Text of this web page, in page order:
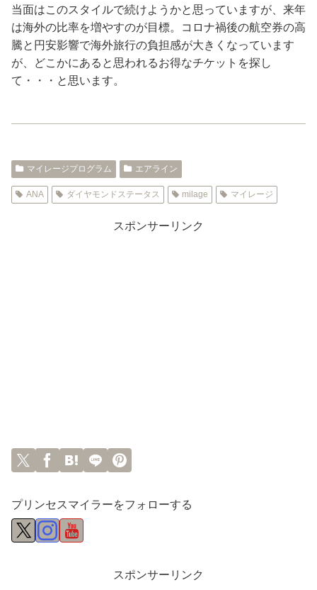
当面はこのスタイルで続けようかと思っていますが、来年
は海外の比率を増やすのが目標。コロナ禍後の航空券の高
騰と円安影響で海外旅行の負担感が大きくなっています
が、どこかにあると思われるお得なチケットを探し
て・・・と思います。
マイレージプログラム エアライン
ANA ダイヤモンドステータス milage マイレージ
スポンサーリンク
プリンセスマイラーをフォローする
スポンサーリンク